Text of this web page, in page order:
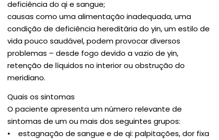
deficiência do qi e sangue;
causas como uma alimentação inadequada, uma
condição de deficiência hereditária do yin, um estilo de
vida pouco saudável, podem provocar diversos
problemas – desde fogo devido a vazio de yin,
retenção de líquidos no interior ou obstrução do
meridiano.
Quais os sintomas
O paciente apresenta um número relevante de
sintomas de um ou mais dos seguintes grupos:
• estagnação de sangue e de qi: palpitações, dor fixa